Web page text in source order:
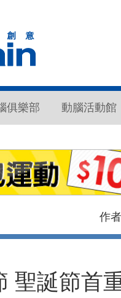
俱樂部 動腦活動館
作
聖誕節首